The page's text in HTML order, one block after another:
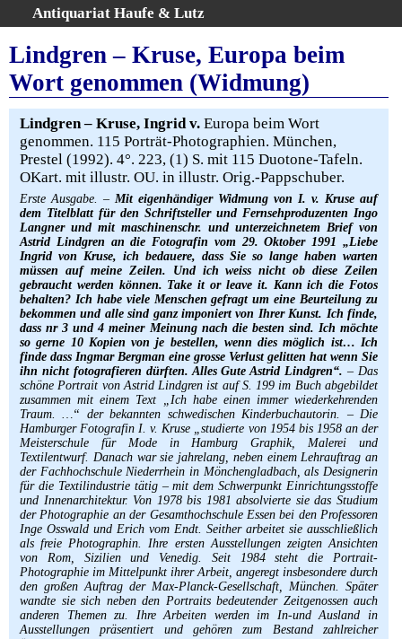
Antiquariat Haufe & Lutz
Home
Gesamtbestand
Erweiterte Suche
Kategorien
Schlagwörter
Warenkorb
AGB
Widerruf
Über uns
Aktuelle Kataloge
Kontakt
Ankauf
Links
Impressum
Lindgren – Kruse, Europa beim
Wort genommen (Widmung)
Lindgren – Kruse, Ingrid v. Europa beim Wort
genommen. 115 Porträt-Photographien. München,
Prestel (1992). 4°. 223, (1) S. mit 115 Duotone-Tafeln.
OKart. mit illustr. OU. in illustr. Orig.-Pappschuber.
Erste Ausgabe. – Mit eigenhändiger Widmung von I. v. Kruse auf
dem Titelblatt für den Schriftsteller und Fernsehproduzenten Ingo
Langner und mit maschinenschr. und unterzeichnetem Brief von
Astrid Lindgren an die Fotografin vom 29. Oktober 1991 „Liebe
Ingrid von Kruse, ich bedauere, dass Sie so lange haben warten
müssen auf meine Zeilen. Und ich weiss nicht ob diese Zeilen
gebraucht werden können. Take it or leave it. Kann ich die Fotos
behalten? Ich habe viele Menschen gefragt um eine Beurteilung zu
bekommen und alle sind ganz imponiert von Ihrer Kunst. Ich finde,
dass nr 3 und 4 meiner Meinung nach die besten sind. Ich möchte
so gerne 10 Kopien von je bestellen, wenn dies möglich ist… Ich
finde dass Ingmar Bergman eine grosse Verlust gelitten hat wenn Sie
ihn nicht fotografieren dürften. Alles Gute Astrid Lindgren“. – Das
schöne Portrait von Astrid Lindgren ist auf S. 199 im Buch abgebildet
zusammen mit einem Text „Ich habe einen immer wiederkehrenden
Traum. …“ der bekannten schwedischen Kinderbuchautorin. – Die
Hamburger Fotografin I. v. Kruse „studierte von 1954 bis 1958 an der
Meisterschule für Mode in Hamburg Graphik, Malerei und
Textilentwurf. Danach war sie jahrelang, neben einem Lehrauftrag an
der Fachhochschule Niederrhein in Mönchengladbach, als Designerin
für die Textilindustrie tätig – mit dem Schwerpunkt Einrichtungsstoffe
und Innenarchitektur. Von 1978 bis 1981 absolvierte sie das Studium
der Photographie an der Gesamthochschule Essen bei den Professoren
Inge Osswald und Erich vom Endt. Seither arbeitet sie ausschließlich
als freie Photographin. Ihre ersten Ausstellungen zeigten Ansichten
von Rom, Sizilien und Venedig. Seit 1984 steht die Portrait-
Photographie im Mittelpunkt ihrer Arbeit, angeregt insbesondere durch
den großen Auftrag der Max-Planck-Gesellschaft, München. Später
wandte sie sich neben den Portraits bedeutender Zeitgenossen auch
anderen Themen zu. Ihre Arbeiten werden im In-und Ausland in
Ausstellungen präsentiert und gehören zum Bestand zahlreicher